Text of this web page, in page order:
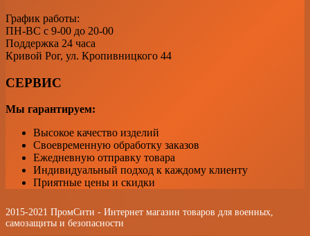
График работы:
ПН-ВС с 9-00 до 20-00
Поддержка 24 часа
Кривой Рог, ул. Кропивницкого 44
СЕРВИС
Мы гарантируем:
Высокое качество изделий
Своевременную обработку заказов
Ежедневную отправку товара
Индивидуальный подход к каждому клиенту
Приятные цены и скидки
2015-2021 ПромСити - Интернет магазин товаров для военных,
самозащиты и безопасности